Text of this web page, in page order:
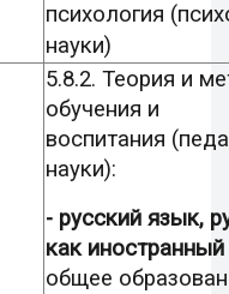
психология
науки)
5.8.2. Теория и
обучения и
воспитания
науки):
- русский язык,
как иностранный
общее